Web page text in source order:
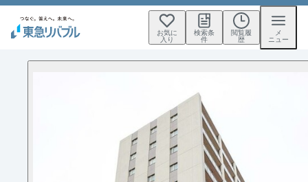
お気に
入り
検索条
件
閲覧履
歴
メ
ニュー